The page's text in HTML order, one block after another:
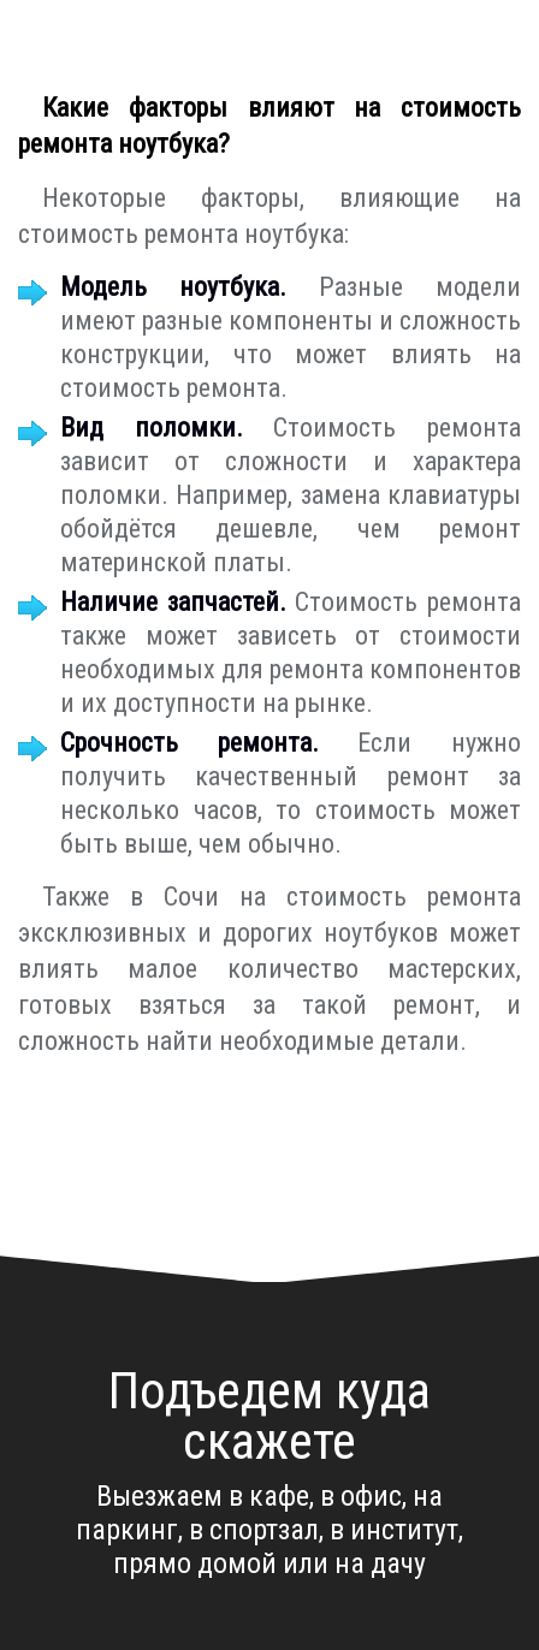
Какие факторы влияют на стоимость
ремонта ноутбука?
Некоторые факторы, влияющие на
стоимость ремонта ноутбука:
Модель ноутбука. Разные модели
имеют разные компоненты и сложность
конструкции, что может влиять на
стоимость ремонта.
Вид поломки. Стоимость ремонта
зависит от сложности и характера
поломки. Например, замена клавиатуры
обойдётся дешевле, чем ремонт
материнской платы.
Наличие запчастей. Стоимость ремонта
также может зависеть от стоимости
необходимых для ремонта компонентов
и их доступности на рынке.
Срочность ремонта. Если нужно
получить качественный ремонт за
несколько часов, то стоимость может
быть выше, чем обычно.
Также в Сочи на стоимость ремонта
эксклюзивных и дорогих ноутбуков может
влиять малое количество мастерских,
готовых взяться за такой ремонт, и
сложность найти необходимые детали.
Подъедем куда
скажете
Выезжаем в кафе, в офис, на
паркинг, в спортзал, в институт,
прямо домой или на дачу